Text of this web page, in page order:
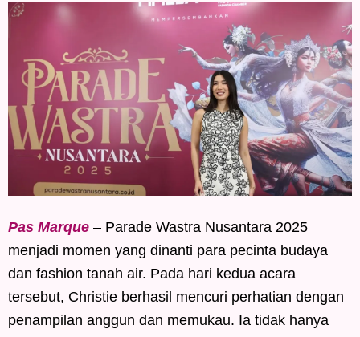
Pas Marque – Parade Wastra Nusantara 2025
menjadi momen yang dinanti para pecinta budaya
dan fashion tanah air. Pada hari kedua acara
tersebut, Christie berhasil mencuri perhatian dengan
penampilan anggun dan memukau. Ia tidak hanya